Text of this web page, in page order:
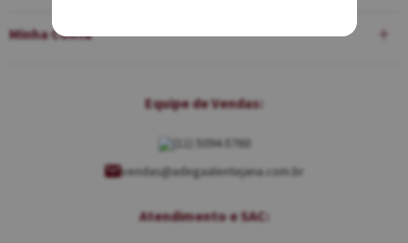
Minha Conta
Equipe de Vendas:
(11) 5094-5760
vendas@adegaalentejana.com.br
Atendimento e SAC: